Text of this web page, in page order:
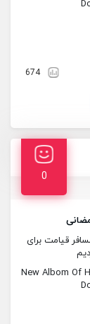
674
0
قیامت برای
New Albom Of